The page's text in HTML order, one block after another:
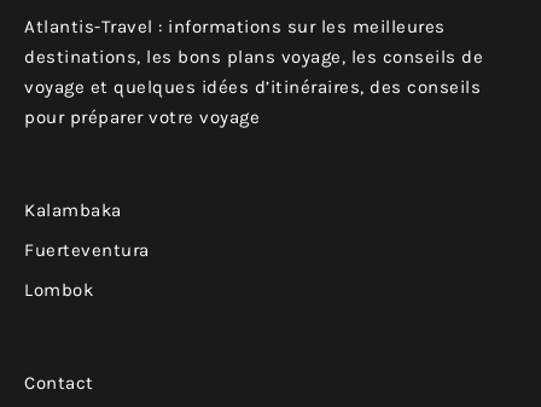
Atlantis-Travel : informations sur les meilleures
destinations, les bons plans voyage, les conseils de
voyage et quelques idées d’itinéraires, des conseils
pour préparer votre voyage
Kalambaka
Fuerteventura
Lombok
Contact